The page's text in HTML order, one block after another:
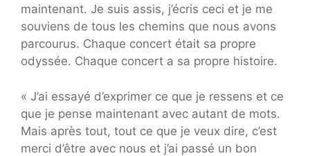
maintenant. Je suis assis, j’écris ceci et je me
souviens de tous les chemins que nous avons
parcourus. Chaque concert était sa propre
odyssée. Chaque concert a sa propre histoire.
« J’ai essayé d’exprimer ce que je ressens et ce
que je pense maintenant avec autant de mots.
Mais après tout, tout ce que je veux dire, c’est
merci d’être avec nous et j’ai passé un bon